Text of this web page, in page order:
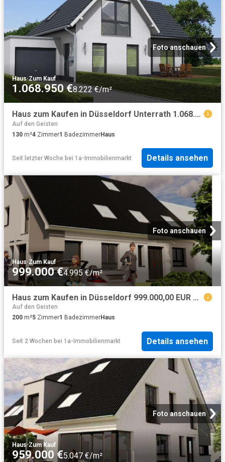
Foto anschauen
Haus·Zum Kauf
1.068.950 €8.222 €/m²
Haus zum Kaufen in Düsseldorf Unterrath 1.068.950,00 EUR 130 m²
Auf den Geisten
130 m²4 Zimmer1 BadezimmerHaus
Seit letzter Woche bei 1a-Immobilienmarkt Details ansehen
Foto anschauen
Haus·Zum Kauf
999.000 €4.995 €/m²
Haus zum Kaufen in Düsseldorf 999.000,00 EUR 200 m²
Auf den Geisten
200 m²5 Zimmer1 BadezimmerHaus
Seit 2 Wochen bei 1a-Immobilienmarkt Details ansehen
Foto anschauen
Haus·Zum Kauf
959.000 €5.047 €/m²